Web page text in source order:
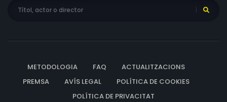
METODOLOGIA FAQ
ACTUALITZACIONS
PREMSA
AVÍS LEGAL
POLÍTICA DE COOKIES
POLÍTICA DE PRIVACITAT